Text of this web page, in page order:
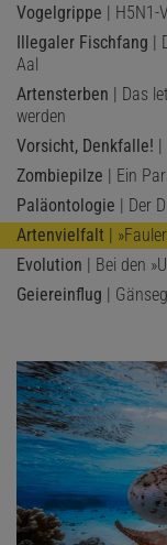
Vogelgrippe | H5N1-
Illegaler Fischfang |
Aal
Artensterben | Das
werden
Vorsicht, Denkfalle! |
Zombiepilze | Ein
Paläontologie | Der
Artenvielfalt |
Evolution | Bei den
Geiereinflug |